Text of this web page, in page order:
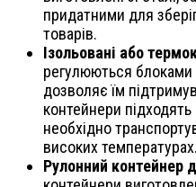
придатними для
товарів.
Ізольовані або
регулюються
дозволяє їм
контейнери
необхідно
високих температурах.
Рулонний контейнер